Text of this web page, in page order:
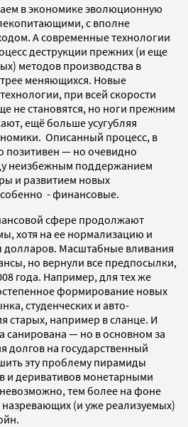
в экономике эволюционную
с вполне
А современные технологии
деструкции прежних (и еще
методов производства в
меняющихся. Новые
при всей скорости
не становятся, но ноги прежним
ещё больше усугубляя
Описанный процесс, в
позитивен — но очевидно
неизбежным поддержанием
и развитием новых
- финансовые.
сфере продолжают
хотя на ее нормализацию и
Масштабные вливания
но вернули все предпосылки,
года. Например, для тех же
формирование новых
студенческих и авто-
старых, например в сланце. И
санирована — но в основном за
долгов на государственный
эту проблему пирамиды
и деривативов монетарными
тем более на фоне
(и уже реализуемых)